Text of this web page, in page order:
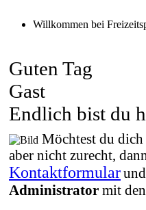
Willkommen bei
Guten Tag
Gast
Endlich bist du
Möchtest du
aber nicht zurecht,
Kontaktformular
Administrator mit